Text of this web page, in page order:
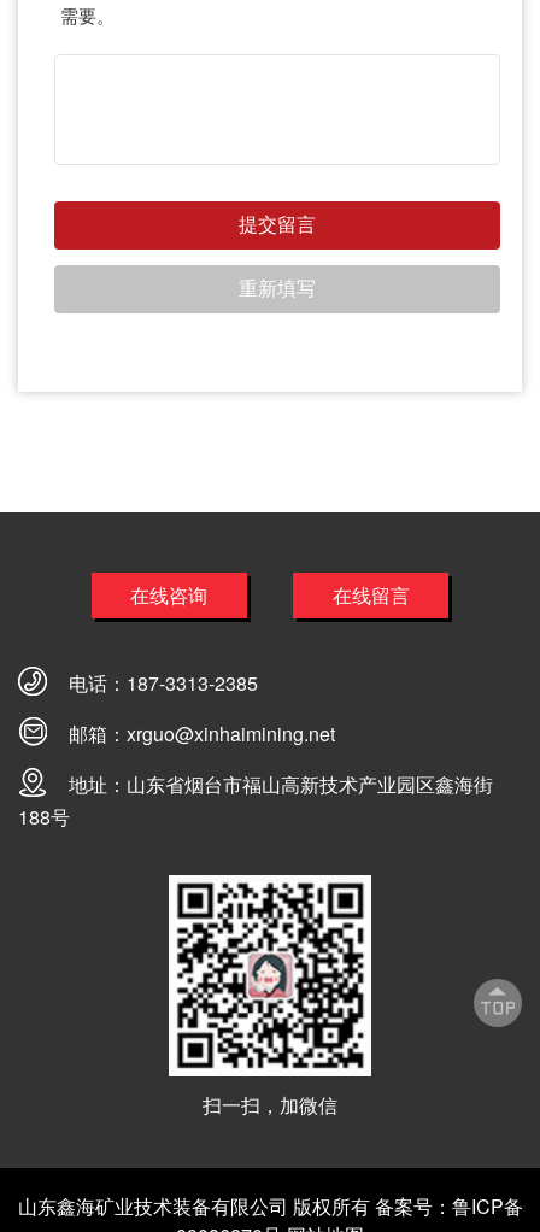
需要。
在线咨询 在线留言
电话： 187-3313-2385
邮箱： xrguo@xinhaimining.net
地址：山东省烟台市福山高新技术产业园区鑫海街
188号
扫一扫，加微信
山东鑫海矿业技术装备有限公司 版权所有 备案号：鲁ICP备